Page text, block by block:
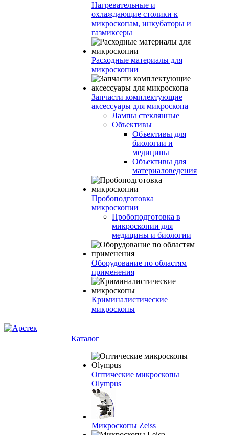
Нагревательные и
охлаждающие столики к
микроскопам, инкубаторы и
газмиксеры
Расходные материалы для
микроскопии
Запчасти комплектующие
аксессуары для микроскопа
Лампы стеклянные
Объективы
Объективы для
биологии и
медицины
Объективы для
материаловедения
Пробоподготовка
микроскопии
Пробоподготовка в
микроскопии для
медицины и биологии
Оборудование по областям
применения
Криминалистические
микроскопы
Каталог
Оптические микроскопы
Olympus
Микроскопы Zeiss